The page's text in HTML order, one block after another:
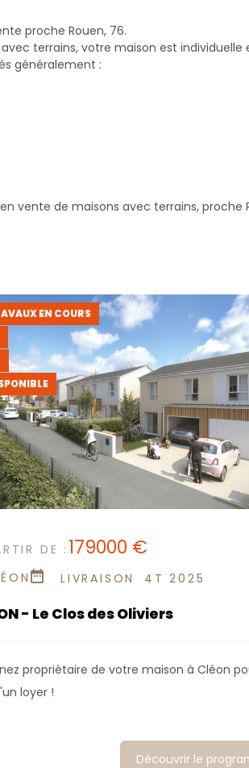
proche Rouen, 76.
terrains, votre maison est individuelle
généralement :
vente de maisons avec terrains, proche
EN COURS
DE : 179000 €
LIVRAISON 4T 2025
- Le Clos des Oliviers
propriétaire de votre maison à Cléon
loyer !
Découvrir le